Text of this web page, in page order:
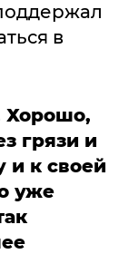
в
Хорошо,
грязи и
и к своей
уже